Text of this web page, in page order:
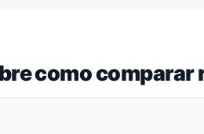
como comparar